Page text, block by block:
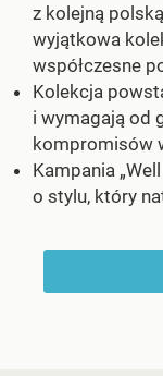
z kolejną
wyjątkowa
współczesne
Kolekcja
i wymagają od
kompromisów
Kampania
o stylu, który